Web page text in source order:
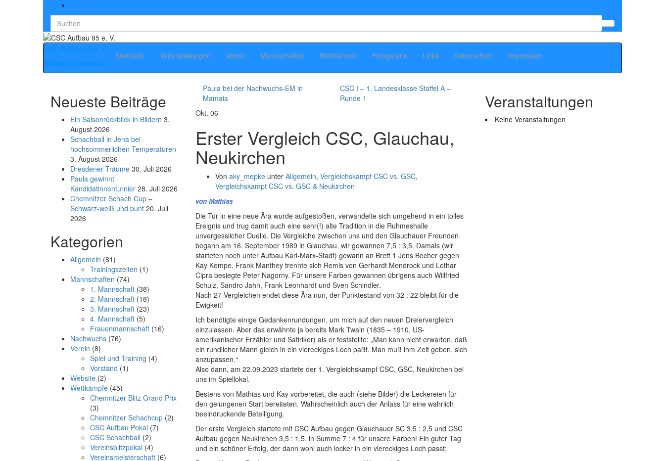
Search
for:
CSC Aufbau 95 e. V.
Schach in Chemnitz
Startseite Veranstaltungen Verein Mannschaften Wettkämpfe Fotogalerie Links Datenschutz Impressum
Paula bei der Nachwuchs-EM in
Mamaia
CSC I – 1. Landesklasse Staffel A –
Runde 1
Okt. 06
Erster Vergleich CSC, Glauchau,
Neukirchen
Von aky_mepkeunter Allgemein, Vergleichskampf CSC vs. GSC,
Vergleichskampt CSC vs. GSC & Neukirchen
von Mathias
Die Tür in eine neue Ära wurde aufgestoßen, verwandelte sich umgehend in ein tolles
Ereignis und trug damit auch eine sehr(!) alte Tradition in die Ruhmeshalle
unvergesslicher Duelle. Die Vergleiche zwischen uns und den Glauchauer Freunden
begann am 16. September 1989 in Glauchau, wir gewannen 7,5 : 3,5. Damals (wir
starteten noch unter Aufbau Karl-Marx-Stadt) gewann an Brett 1 Jens Becher gegen
Kay Kempe, Frank Manthey trennte sich Remis von Gerhardt Mendrock und Lothar
Cipra besiegte Peter Nagorny. Für unsere Farben gewannen übrigens auch Willfried
Schulz, Sandro Jahn, Frank Leonhardt und Sven Schindler.
Nach 27 Vergleichen endet diese Ära nun, der Punktestand von 32 : 22 bleibt für die
Ewigkeit!
Ich benötigte einige Gedankenrundungen, um mich auf den neuen Dreiervergleich
einzulassen. Aber das erwähnte ja bereits Mark Twain (1835 – 1910, US-
amerikanischer Erzähler und Satiriker) als er feststellte: „Man kann nicht erwarten, daß
ein rundlicher Mann gleich in ein viereckiges Loch paßt. Man muß ihm Zeit geben, sich
anzupassen.“
Also dann, am 22.09.2023 startete der 1. Vergleichskampf CSC, GSC, Neukirchen bei
uns im Spiellokal.
Bestens von Mathias und Kay vorbereitet, die auch (siehe Bilder) die Leckereien für
den gelungenen Start bereiteten. Wahrscheinlich auch der Anlass für eine wahrlich
beeindruckende Beteiligung.
Der erste Vergleich startete mit CSC Aufbau gegen Glauchauer SC 3,5 : 2,5 und CSC
Aufbau gegen Neukirchen 3,5 : 1,5, in Summe 7 : 4 für unsere Farben! Ein guter Tag
und ein schöner Erfolg, der dann wohl auch locker in ein viereckiges Loch passt:
Neueste Beiträge
Ein Saisonrückblick in Bildern 3.
August 2026
Schachball in Jena bei
hochsommerlichen Temperaturen
3. August 2026
Dresdener Träume 30. Juli 2026
Paula gewinnt
Kandidatinnenturnier 28. Juli 2026
Chemnitzer Schach Cup –
Schwarz-weiß und bunt 20. Juli
2026
Kategorien
Allgemein (81)
Trainingszeiten (1)
Mannschaften (74)
1. Mannschaft (38)
2. Mannschaft (18)
3. Mannschaft (23)
4. Mannschaft (5)
Frauenmannschaft (16)
Nachwuchs (76)
Verein (8)
Spiel und Training (4)
Vorstand (1)
Website (2)
Wettkämpfe (45)
Chemnitzer Blitz Grand Prix
(3)
Chemnitzer Schachcup (2)
CSC Aufbau Pokal (7)
CSC Schachball (2)
Vereinsblitzpokal (4)
Vereinsmeisterschaft (6)
Veranstaltungen
Keine Veranstaltungen